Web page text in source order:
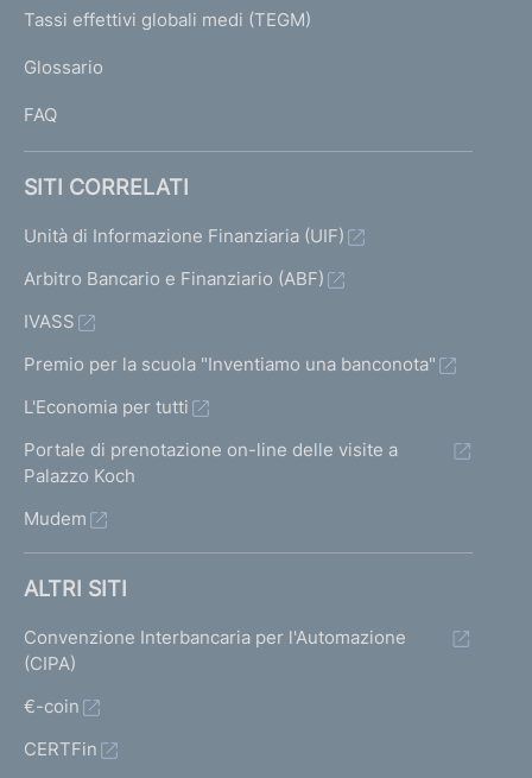
I
I
Tassi effettivi globali medi (TEGM)
Glossario
FAQ
SITI CORRELATI
Unità di Informazione Finanziaria (UIF)
Arbitro Bancario e Finanziario (ABF)
IVASS
Premio per la scuola "Inventiamo una banconota"
L'Economia per tutti
Portale di prenotazione on-line delle visite a
Palazzo Koch
Mudem
ALTRI SITI
Convenzione Interbancaria per l'Automazione
(CIPA)
€-coin
CERTFin